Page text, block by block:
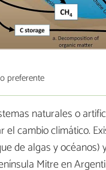
preferente
naturales o
el cambio climático.
de algas y
Mitre en